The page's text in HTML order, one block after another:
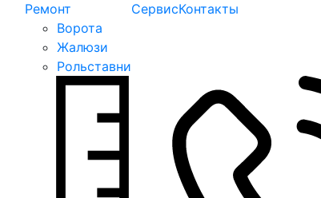
Ремонт
Ворота
Жалюзи
Рольставни
СервисКонтакты